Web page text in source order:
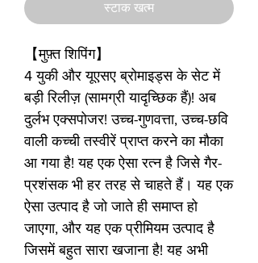
स्टाक खत्म
【मुफ़्त शिपिंग】
4 युकी और यूएसए ब्रोमाइड्स के सेट में
बड़ी रिलीज़ (सामग्री यादृच्छिक हैं)! अब
दुर्लभ एक्सपोजर! उच्च-गुणवत्ता, उच्च-छवि
वाली कच्ची तस्वीरें प्राप्त करने का मौका
आ गया है! यह एक ऐसा रत्न है जिसे गैर-
प्रशंसक भी हर तरह से चाहते हैं। यह एक
ऐसा उत्पाद है जो जाते ही समाप्त हो
जाएगा, और यह एक प्रीमियम उत्पाद है
जिसमें बहुत सारा खजाना है! यह अभी